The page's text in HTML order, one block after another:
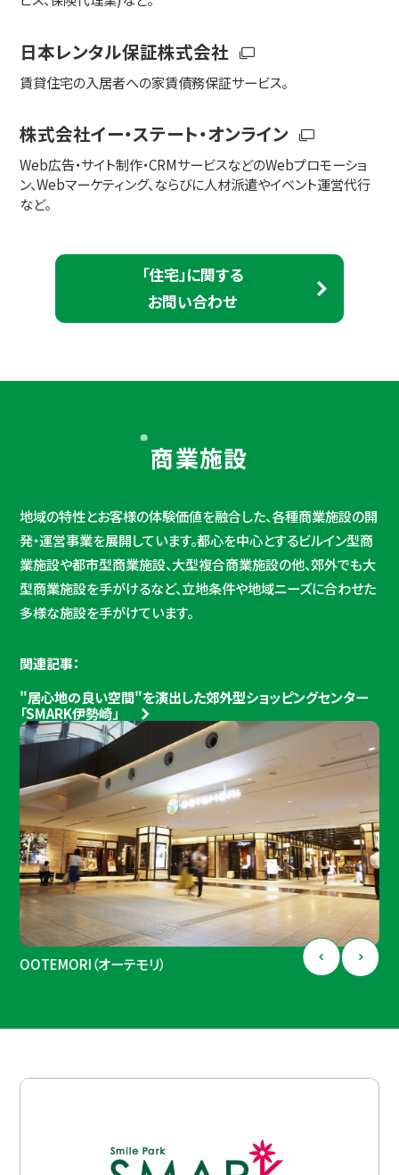
日本レンタル保証株式会社
賃貸住宅の入居者への家賃債務保証サービス。
株式会社イー・ステート・オンライン
Web広告・サイト制作・CRMサービスなどのWebプロモーショ
ン、Webマーケティング、ならびに人材派遣やイベント運営代行
など。
「住宅」に関する
お問い合わせ
商業施設
地域の特性とお客様の体験価値を融合した、各種商業施設の開
発・運営事業を展開しています。都心を中心とするビルイン型商
業施設や都市型商業施設、大型複合商業施設の他、郊外でも大
型商業施設を手がけるなど、立地条件や地域ニーズに合わせた
多様な施設を手がけています。
関連記事：
"居心地の良い空間"を演出した郊外型ショッピングセンター
「SMARK伊勢崎」
OOTEMORI（オーテモリ）
中野セントラルパーク ショップ&レストラン